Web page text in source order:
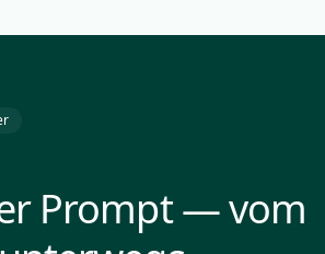
Prompt — vom